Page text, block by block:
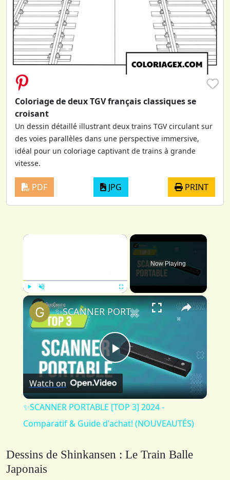
♥
Coloriage de deux TGV français classiques se
croisant
Un dessin détaillé illustrant deux trains TGV circulant sur
des voies parallèles dans une perspective immersive,
idéal pour un coloriage captivant de trains à grande
vitesse.
PDF JPG PRINT
×
Play
Now Playing
×
Play
Video
✨SCANNER PORTABLE [TOP 3] 2024 - Comparatif & Guide d'achat! (NOUVEAUTÉS)
Watch on
✨SCANNER PORTABLE [TOP 3] 2024 -
Comparatif & Guide d'achat! (NOUVEAUTÉS)
Dessins de Shinkansen : Le Train Balle
Japonais